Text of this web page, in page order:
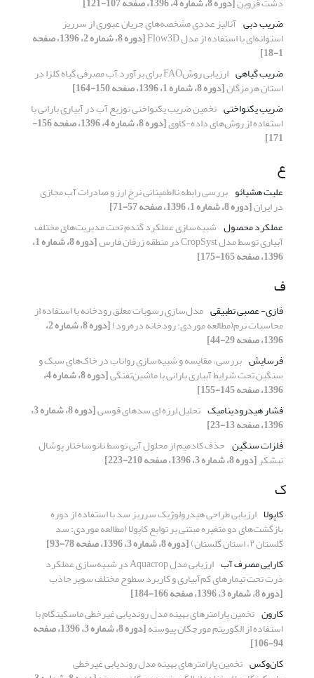
ضریب دبی آنالیز عددی مشخصه‌های جریان عبوری از سرریز
استوانه‌ای با استفاده از مدل Flow3D [دوره 8، شماره 2، 1396، صفحه
1-18]
ضریب گیاهی
ارزیابی روشFAO برای برآورد آب مصرفی گیاه کلزا در
استان هرمزگان[دوره 8، شماره 1، 1396، صفحه 150-164]
ضریب یکنواختی تخمین ضریب یکنواختی توزیع آب در آبیاری بارانی با
استفاده از روش‌های داده-کاوی [دوره 8، شماره 4، 1396، صفحه 156-
171]
ع
علیت هشیائو بررسی رابطه نااطمینانی نرخ ارز و صادرات آب مجازی
در ایران[دوره 8، شماره 1، 1396، صفحه 57-71]
عملکرد محصول شبیه‌سازی عملکرد گندم تحت مدیریت‌های مختلف
آبیاری توسط مدل CropSyst در منطقه زرقان فارس [دوره 8، شماره 1،
1396، صفحه 165-175]
ف
فازی- عصبی تطبیقی مدل‌سازی رسوبات معلق رودخانه با استفاده از
محاسبات نرم(مطالعه موردی: رودخانه دره‌رود) [دوره 8، شماره 2،
1396، صفحه 29-44]
فرسایش بررسی، مقایسه و شبیه‌سازی رواناب در خاک‌های سبک و
سنگین تحت شرایط آبیاری بارانی با ماشین‌تفنگی [دوره 8، شماره 4،
1396، صفحه 145-155]
فشار هیدرودینامیک تحلیل لرزه ای سدهای قوسی [دوره 8، شماره 3،
1396، صفحه 13-23]
فلزات سنگین حذف کادمیم از محلول آبی توسط نانوساختار پوشال
نیشکر[دوره 8، شماره 3، 1396، صفحه 210-223]
ک
کاپولا ارزیابی طراحی هیدرولوژیک سرریز سد با استفاده از دوره
بازگشت‌های دو متغیره مبتنی بر توابع کاپولا (مطالعه موردی: سد
گلستان ۲، استان گلستان)
[دوره 8، شماره 3، 1396، صفحه 78-93]
کارایی مصرف آب
ارزیابی مدل Aquacrop در شبیه‌سازی عملکرد
ذرت تحت تیمارهای کم‌آبیاری و کاربرد سطوح مختلف سوپر جاذب
[دوره 8، شماره 3، 1396، صفحه 166-184]
کارون تخمین پارامترهای بهینه مدل روندیابی غیرخطی ماسکینگام با
استفاده از الگوریتم مورچگان پیوسته [دوره 8، شماره 3، 1396، صفحه
94-106]
کان‌وکس تخمین پارامترهای بهینه مدل روندیابی غیرخطی